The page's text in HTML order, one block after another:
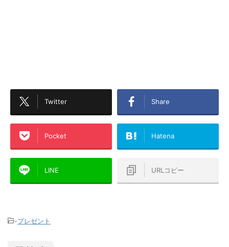
Twitter Share
Pocket Hatena
LINE URLコピー
-プレゼント